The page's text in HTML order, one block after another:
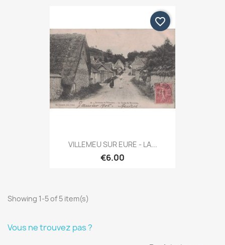
VILLEMEU SUR EURE - LA...
€6.00
favorite_border
Showing 1-5 of 5 item(s)
Vous ne trouvez pas ?